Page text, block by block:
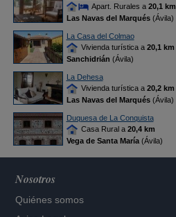
Apart. Rurales a 20,1 km
Las Navas del Marqués(Ávila)
La Casa del Colmao
Vivienda turística a 20,1 km
Sanchidrián (Ávila)
La Dehesa
Vivienda turística a 20,2 km
Las Navas del Marqués(Ávila)
Duquesa de La Conquista
Casa Rural a 20,4 km
Vega de Santa María(Ávila)
Nosotros
Quiénes somos